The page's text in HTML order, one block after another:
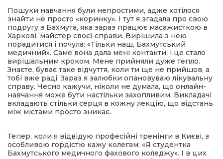
Пошуки навчання були непростими, адже хотілося
знайти не просто «коринку». І тут я згадала про свою
подругу з Бахмута, яка зараз працює масажисткою в
Харкові, майстер своєї справи. Вирішила з нею
порадитися і почула: «Тільки наш, Бахмутський
медичний». Саме вона дала мені контакти, і це стало
вирішальним кроком. Мене прийняли дуже тепло.
Знаєте, буває таке відчуття, коли ти ще не прийшов, а
тобі вже раді. Зараз я залюбки опановуваю лікувальну
справу. Чесно кажучи, ніколи не думала, що онлайн-
навчання може бути настільки захопливим. Викладачі
вкладають стільки серця в кожну лекцію, що відстань
між містами просто зникає.
Тепер, коли я відвідую професійні тренінги в Києві, з
особливою гордістю кажу колегам: «Я студентка
Бахмутського медичного фахового коледжу». І в цих